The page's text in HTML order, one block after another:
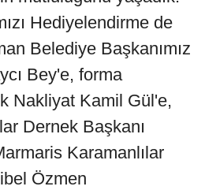
Hediyelendirme de
Belediye Başkanımız
Bey'e, forma
Nakliyat Kamil Gül'e,
Dernek Başkanı
Karamanlılar
Özmen